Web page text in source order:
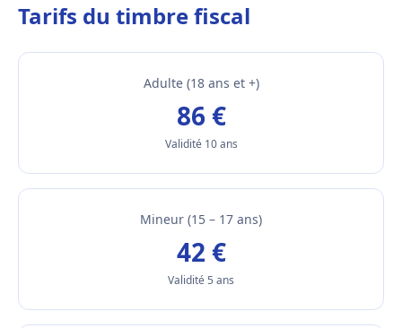
Tarifs du timbre fiscal
Adulte (18 ans et +)
86 €
Validité 10 ans
Mineur (15 – 17 ans)
42 €
Validité 5 ans